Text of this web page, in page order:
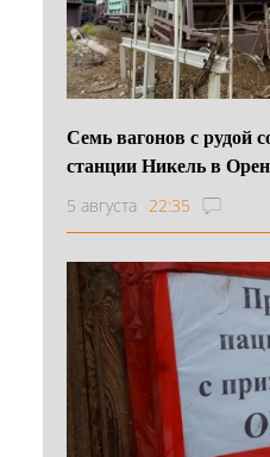
Семь вагонов с рудой
станции Никель в
5 августа 22:35